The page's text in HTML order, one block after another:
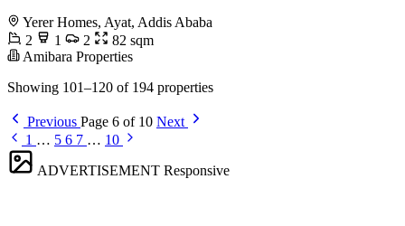
Yerer Homes, Ayat, Addis Ababa
2
1 2
82 sqm
Amibara Properties
Showing 101–120 of 194 properties
Previous Page 6 of 10 Next
1 … 5 6 7 … 10
ADVERTISEMENT Responsive